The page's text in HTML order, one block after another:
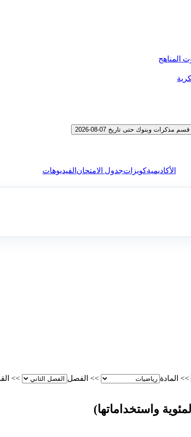
المناهج
وبنوك حتى تاريخ 07-08-2026
الأكاديميةكويزاتجدول الامتحان الفيديوهات
>> المادة >> الفصل >>
واستخداماتها)